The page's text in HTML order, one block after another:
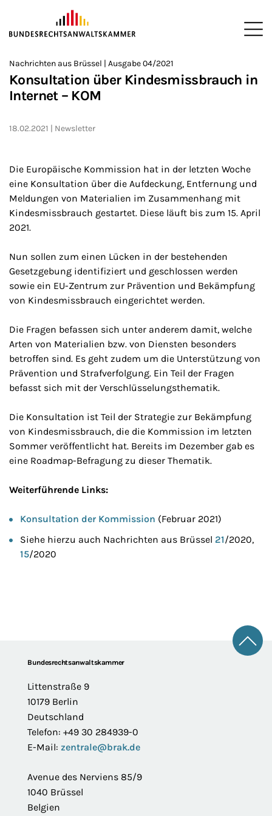
ZUM HAUPTINHALT SPRINGEN
Sie befinden sich hier:
>
Startseite
>
Newsroom
>
Newsletter
>
Nachrichten aus Brüssel
Nachrichten aus Brüssel | Ausgabe 04/2021
Konsultation über Kindesmissbrauch in
Internet – KOM
18.02.2021 Newsletter
Die Europäische Kommission hat in der letzten Woche
eine Konsultation über die Aufdeckung, Entfernung und
Meldungen von Materialien im Zusammenhang mit
Kindesmissbrauch gestartet. Diese läuft bis zum 15. April
2021.
Nun sollen zum einen Lücken in der bestehenden
Gesetzgebung identifiziert und geschlossen werden
sowie ein EU-Zentrum zur Prävention und Bekämpfung
von Kindesmissbrauch eingerichtet werden.
Die Fragen befassen sich unter anderem damit, welche
Arten von Materialien bzw. von Diensten besonders
betroffen sind. Es geht zudem um die Unterstützung von
Prävention und Strafverfolgung. Ein Teil der Fragen
befasst sich mit der Verschlüsselungsthematik.
Die Konsultation ist Teil der Strategie zur Bekämpfung
von Kindesmissbrauch, die die Kommission im letzten
Sommer veröffentlicht hat. Bereits im Dezember gab es
eine Roadmap-Befragung zu dieser Thematik.
Weiterführende Links:
Konsultation der Kommission (Februar 2021)
Siehe hierzu auch Nachrichten aus Brüssel 21/2020,
15/2020
FooterBundesrechtsanwaltskammer
Littenstraße 9
10179 Berlin
Deutschland
Telefon: +49 30 284939-0
E-Mail: zentrale@brak.de
Avenue des Nerviens 85/9
1040 Brüssel
Belgien